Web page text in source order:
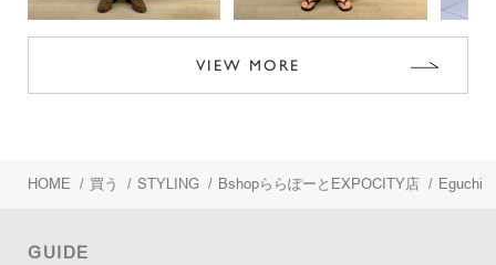
VIEW MORE
HOME / 買う / STYLING / BshopららぽーとEXPOCITY店 / Eguchi
GUIDE